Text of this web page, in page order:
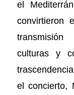
el
convirtieron
culturas y
el concierto,